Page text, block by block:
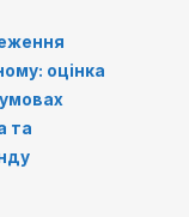
оцінка
та